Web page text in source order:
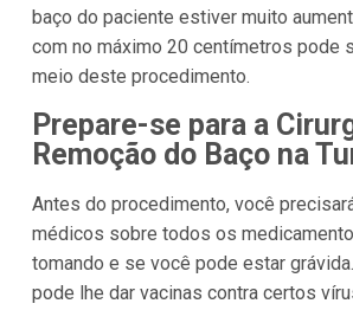
baço do paciente estiver muito
com no máximo 20 centímetros pode
meio deste procedimento.
Prepare-se para a
Remoção do Baço na
Antes do procedimento, você
médicos sobre todos os
tomando e se você pode estar
pode lhe dar vacinas contra certos